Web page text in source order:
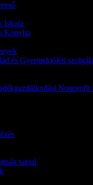
Iskola
Konyha
és Gyermekjóléti
Nonprofit
tagjai